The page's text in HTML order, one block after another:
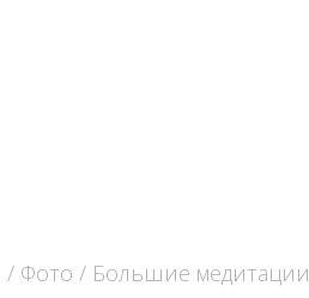
/ Фото / Большие медитации